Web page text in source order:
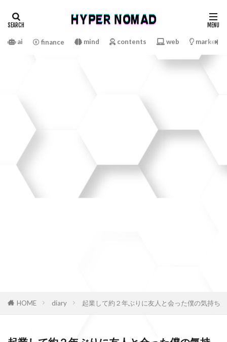
ai finance mind contents web
HOME diary 起業して約２年ぶりに友人と会った僕の気持ち